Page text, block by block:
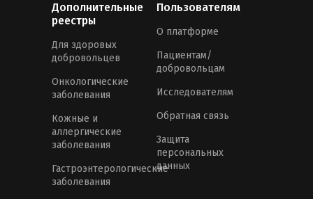
Дополнительные
реестры
Для здоровых
добровольцев
Онкологические
заболевания
Кожные и
аллергические
заболевания
Гастроэнтерологические
заболевания
Пользователям
О платформе
Пациентам/
добровольцам
Исследователям
Обратная связь
Защита
персональных
данных